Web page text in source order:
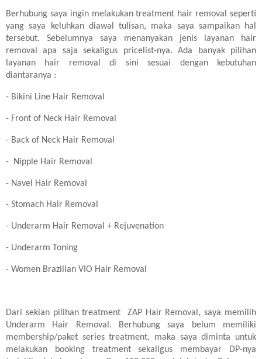
Berhubung saya ingin melakukan treatment hair removal seperti
yang saya keluhkan diawal tulisan, maka saya sampaikan hal
tersebut. Sebelumnya saya menanyakan jenis layanan hair
removal apa saja sekaligus pricelist-nya. Ada banyak pilihan
layanan hair removal di sini sesuai dengan kebutuhan
diantaranya :
- Bikini Line Hair Removal
- Front of Neck Hair Removal
- Back of Neck Hair Removal
- Nipple Hair Removal
- Navel Hair Removal
- Stomach Hair Removal
- Underarm Hair Removal + Rejuvenation
- Underarm Toning
- Women Brazilian VIO Hair Removal
Dari sekian pilihan treatment ZAP Hair Removal, saya memilih
Underarm Hair Removal. Berhubung saya belum memiliki
membership/paket series treatment, maka saya diminta untuk
melakukan booking treatment sekaligus membayar DP-nya